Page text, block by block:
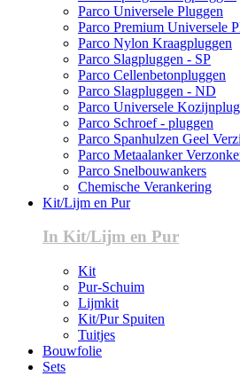
Parco Universele Pluggen
Parco Premium Universele
Parco Nylon Kraagpluggen
Parco Slagpluggen - SP
Parco Cellenbetonpluggen
Parco Slagpluggen - ND
Parco Universele
Parco Schroef - pluggen
Parco Spanhulzen Geel
Parco Metaalanker
Parco Snelbouwankers
Chemische Verankering
Kit/Lijm en Pur
In Kit/Lijm en Pur
Kit
Pur-Schuim
Lijmkit
Kit/Pur Spuiten
Tuitjes
Bouwfolie
Sets